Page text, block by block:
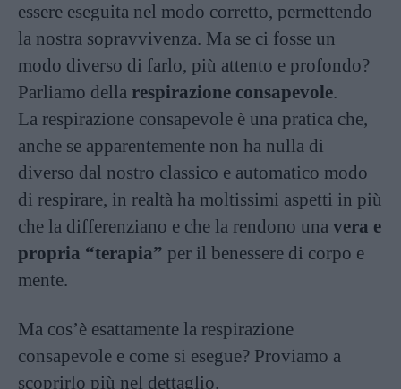
essere eseguita nel modo corretto, permettendo
la nostra sopravvivenza. Ma se ci fosse un
modo diverso di farlo, più attento e profondo?
Parliamo della respirazione consapevole.
La respirazione consapevole è una pratica che,
anche se apparentemente non ha nulla di
diverso dal nostro classico e automatico modo
di respirare, in realtà ha moltissimi aspetti in più
che la differenziano e che la rendono una vera e
propria “terapia” per il benessere di corpo e
mente.
Ma cos’è esattamente la respirazione
consapevole e come si esegue? Proviamo a
scoprirlo più nel dettaglio.